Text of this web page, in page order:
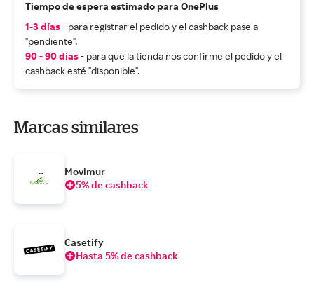
Tiempo de espera estimado para OnePlus
1-3 días- para registrar el pedido y el cashback pase a
"pendiente".
90 - 90 días- para que la tienda nos confirme el pedido y el
cashback esté "disponible".
Marcas similares
Movimur
5% de cashback
Casetify
Hasta 5% de cashback